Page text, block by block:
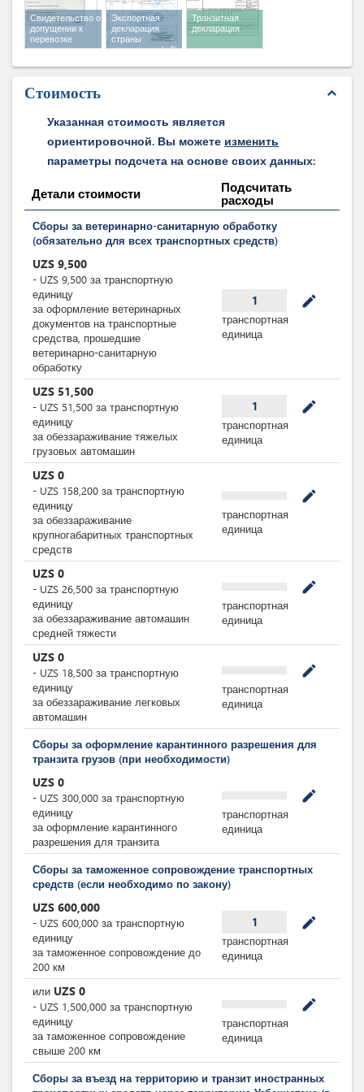
Свидетельство о
допущении к
перевозке
скоропортящихся
Экспортная
декларация
страны
экспортера(x 2)
Транзитная
декларация
Стоимость expand_less
Указанная стоимость является
ориентировочной. Вы можете изменить
параметры подсчета на основе своих данных:
Детали стоимости
Подсчитать
расходы
Сборы за ветеринарно-санитарную обработку
(обязательно для всех транспортных средств)
UZS 9,500
- UZS 9,500 за транспортную
единицу
за оформление ветеринарных
документов на транспортные
средства, прошедшие
ветеринарно-санитарную
обработку
1 mode_edit
транспортная
единица
UZS 51,500
- UZS 51,500 за транспортную
единицу
за обеззараживание тяжелых
грузовых автомашин
1 mode_edit
транспортная
единица
UZS 0
- UZS 158,200 за транспортную
единицу
за обеззараживание
крупногабаритных транспортных
средств
mode_edit
транспортная
единица
UZS 0
- UZS 26,500 за транспортную
единицу
за обеззараживание автомашин
средней тяжести
mode_edit
транспортная
единица
UZS 0
- UZS 18,500 за транспортную
единицу
за обеззараживание легковых
автомашин
mode_edit
транспортная
единица
Сборы за оформление карантинного разрешения для
транзита грузов (при необходимости)
UZS 0
- UZS 300,000 за транспортную
единицу
за оформление карантинного
разрешения для транзита
mode_edit
транспортная
единица
Сборы за таможенное сопровождение транспортных
средств (если необходимо по закону)
UZS 600,000
- UZS 600,000 за транспортную
единицу
за таможенное сопровождение до
200 км
1 mode_edit
транспортная
единица
или UZS 0
- UZS 1,500,000 за транспортную
единицу
за таможенное сопровождение
свыше 200 км
mode_edit
транспортная
единица
Сборы за въезд на территорию и транзит иностранных